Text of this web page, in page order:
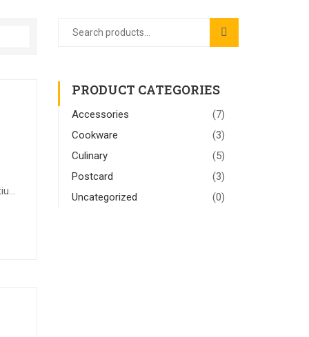
Search
PRODUCT CATEGORIES
Accessories
(7)
Cookware
(3)
Culinary
(5)
Postcard
(3)
Uncategorized
(0)